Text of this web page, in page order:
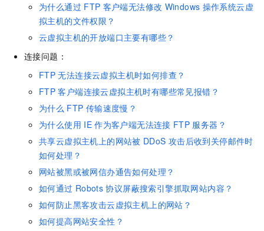
为什么通过 FTP 客户端无法修改 Windows 操作系统云虚
拟主机的文件权限？
云虚拟主机的开放端口主要有哪些？
连接问题：
FTP 无法连接云虚拟主机时如何排查？
FTP 客户端连接云虚拟主机时有哪些常见报错？
为什么 FTP 传输速度慢？
为什么使用 IE 作为客户端无法连接 FTP 服务器？
共享云虚拟主机上的网站被 DDoS 攻击后收到关停邮件时
如何处理？
网站被黑或被网信办通告如何处理？
如何通过 Robots 协议屏蔽搜索引擎抓取网站内容？
如何防止黑客攻击云虚拟主机上的网站？
如何提高网站安全性？